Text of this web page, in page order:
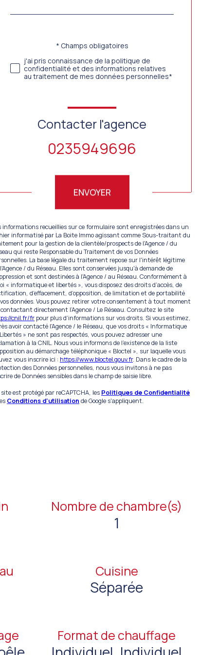
défaut
Validation* Champs obligatoires
j'ai pris connaissance de la politique de
confidentialité et des informations relatives
au traitement de mes données personnelles*
Contacter l'agence
0235949696
ENVOYER
informations recueillies sur ce formulaire sont enregistrées dans un
informatisé par La Boite Immo agissant comme Sous-traitant du
pour la gestion de la clientèle/prospects de l'Agence / du
qui reste Responsable du Traitement de vos Données
La base légale du traitement repose sur l'intérêt légitime
/ du Réseau. Elles sont conservées jusqu'à demande de
et sont destinées à l'Agence / au Réseau. Conformément à
« informatique et libertés », vous disposez des droits d’accès, de
d’effacement, d’opposition, de limitation et de portabilité
données. Vous pouvez retirer votre consentement à tout moment
directement l’Agence / Le Réseau. Consultez le site
cnil.fr/fr pour plus d’informations sur vos droits. Si vous estimez,
avoir contacté l'Agence / le Réseau, que vos droits « Informatique
» ne sont pas respectés, vous pouvez adresser une
à la CNIL. Nous vous informons de l’existence de la liste
au démarchage téléphonique « Bloctel », sur laquelle vous
vous inscrire ici : https://www.bloctel.gouv.fr. Dans le cadre de la
des Données personnelles, nous vous invitons à ne pas
de Données sensibles dans le champ de saisie libre.
site est protégé par reCAPTCHA, les Politiques de Confidentialité
Conditions d'utilisation de Google s'appliquent.
Nombre de chambre(s)
1
Cuisine
Séparée
Format de chauffage